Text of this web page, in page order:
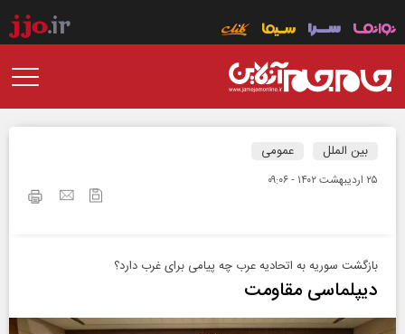
بین الملل عمومی
۲۵ ارديبهشت ۱۴۰۲ - ۰۹:۰۶
بازگشت سوریه به اتحادیه عرب چه پیامی برای غرب دارد؟
دیپلماسی مقاومت